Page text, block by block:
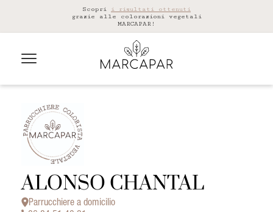
Scopri i risultati ottenuti
grazie alle colorazioni vegetali
MARCAPAR!
ALONSO CHANTAL
Parrucchiere a domicilio